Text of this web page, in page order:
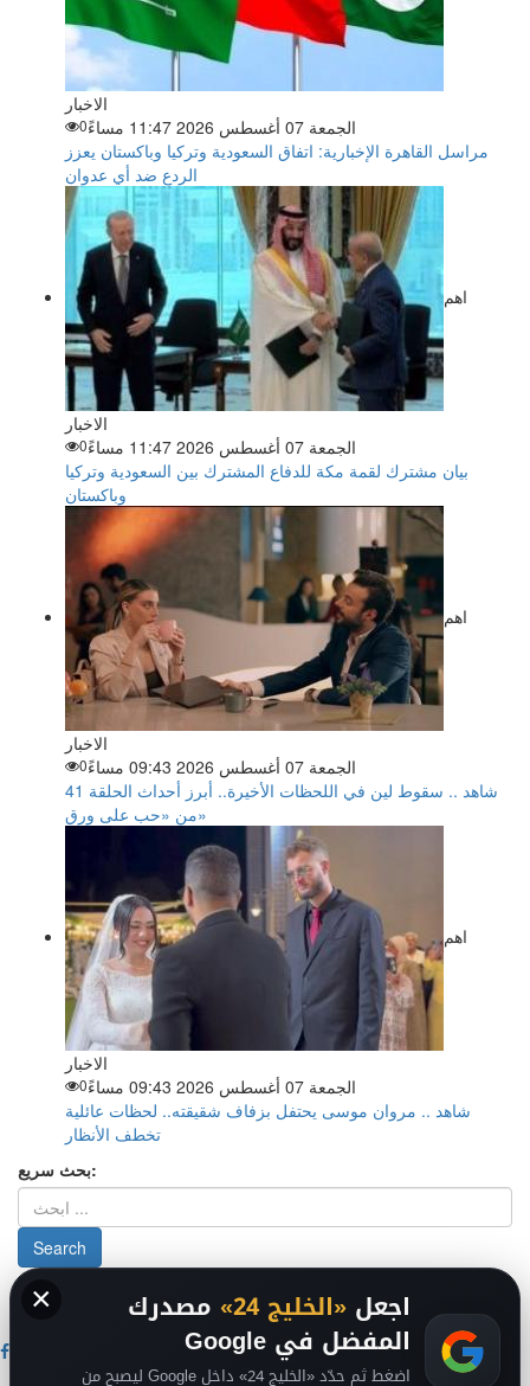
الاخبار
الجمعة 07 أغسطس 2026 11:47 مساءً
0
مراسل القاهرة الإخبارية: اتفاق السعودية وتركيا وباكستان يعزز
الردع ضد أي عدوان
اهم
الاخبار
الجمعة 07 أغسطس 2026 11:47 مساءً
0
بيان مشترك لقمة مكة للدفاع المشترك بين السعودية وتركيا
وباكستان
اهم
الاخبار
الجمعة 07 أغسطس 2026 09:43 مساءً
0
شاهد .. سقوط لين في اللحظات الأخيرة.. أبرز أحداث الحلقة 41
من «حب على ورق»
اهم
الاخبار
الجمعة 07 أغسطس 2026 09:43 مساءً
0
شاهد .. مروان موسى يحتفل بزفاف شقيقته.. لحظات عائلية
تخطف الأنظار
بحث سريع:
من نحن
اخبار الخليج
× اجعل «الخليج 24» مصدرك
المفضل في Google
اضغط ثم حدّد «الخليج 24» داخل Google ليصبح من